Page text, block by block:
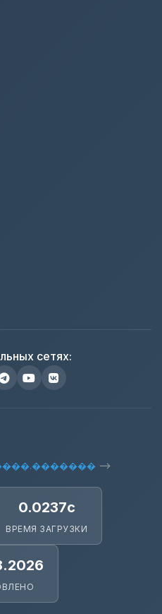
сетях:
-->
0.0237с
ВРЕМЯ ЗАГРУЗКИ